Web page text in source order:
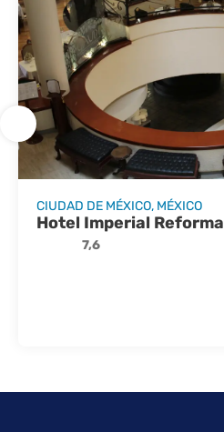
CIUDAD DE MÉXICO, MÉXICO
Hotel Imperial Reforma
7,6